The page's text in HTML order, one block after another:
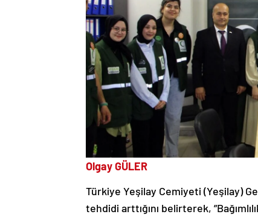
Olgay GÜLER
Türkiye Yeşilay Cemiyeti (Yeşilay)
tehdidi arttığını belirterek,